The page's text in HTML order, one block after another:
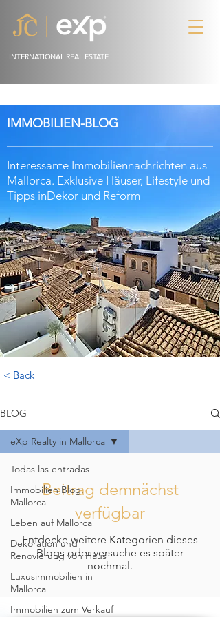
INTERNATIONAL REAL ESTATE
IMMOBILIEN-BLOG
Interessante Immobiliennachrichten aus
Mallorca. Exklusive Häuser, Lifestyle und
Tipps inDekor und Reform
< Back
BLOG
Todas las entradas
Immobilien Blog.
Mallorca
Leben auf Mallorca
Dekoration und
Renovierung von Häus
Luxusimmobilien in
Mallorca
Immobilien zum Verkauf
eXp Realty in Mallorca
Beitrag demnächst
verfügbar
Entdecke weitere Kategorien dieses
Blogs oder versuche es später
nochmal.